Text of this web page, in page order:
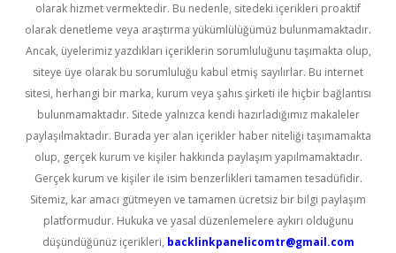
olarak hizmet vermektedir. Bu nedenle, sitedeki içerikleri proaktif
olarak denetleme veya araştırma yükümlülüğümüz bulunmamaktadır.
Ancak, üyelerimiz yazdıkları içeriklerin sorumluluğunu taşımakta olup,
siteye üye olarak bu sorumluluğu kabul etmiş sayılırlar. Bu internet
sitesi, herhangi bir marka, kurum veya şahıs şirketi ile hiçbir bağlantısı
bulunmamaktadır. Sitede yalnızca kendi hazırladığımız makaleler
paylaşılmaktadır. Burada yer alan içerikler haber niteliği taşımamakta
olup, gerçek kurum ve kişiler hakkında paylaşım yapılmamaktadır.
Gerçek kurum ve kişiler ile isim benzerlikleri tamamen tesadüfidir.
Sitemiz, kar amacı gütmeyen ve tamamen ücretsiz bir bilgi paylaşım
platformudur. Hukuka ve yasal düzenlemelere aykırı olduğunu
düşündüğünüz içerikleri, backlinkpanelicomtr@gmail.com